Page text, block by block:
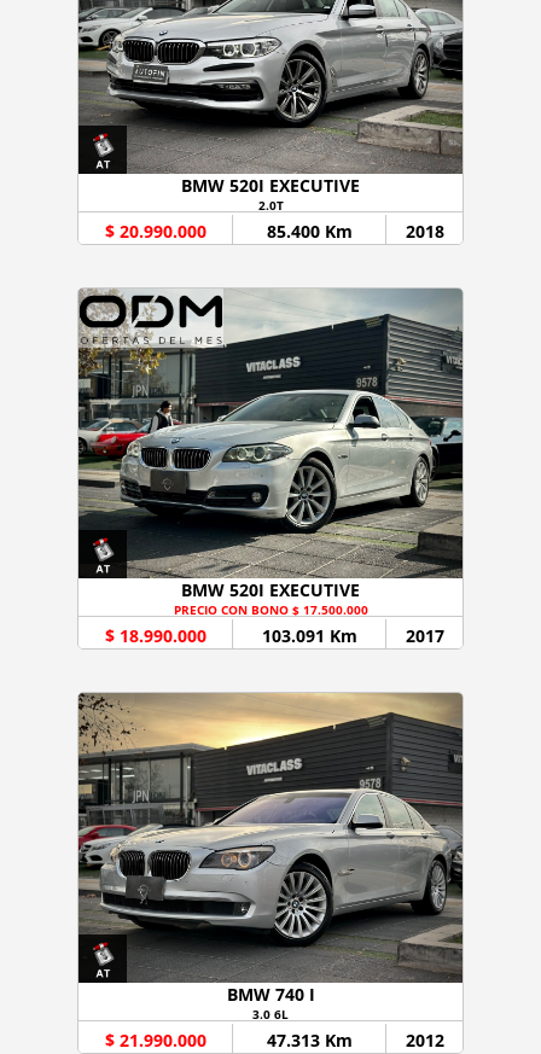
BMW 520I EXECUTIVE
2.0T
$ 20.990.000 85.400 Km 2018
BMW 520I EXECUTIVE
PRECIO CON BONO $ 17.500.000
$ 18.990.000 103.091 Km 2017
BMW 740 I
3.0 6L
$ 21.990.000 47.313 Km 2012